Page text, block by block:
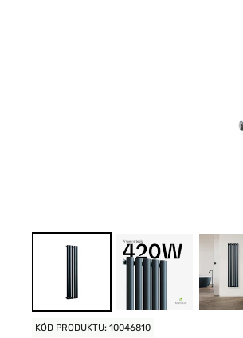
KÓD PRODUKTU: 10046810